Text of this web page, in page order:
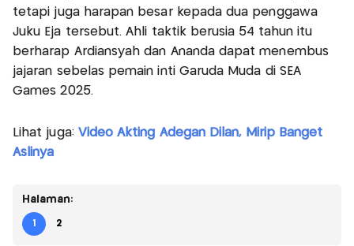
tetapi juga harapan besar kepada dua penggawa
Juku Eja tersebut. Ahli taktik berusia 54 tahun itu
berharap Ardiansyah dan Ananda dapat menembus
jajaran sebelas pemain inti Garuda Muda di SEA
Games 2025.
Lihat juga: Video Akting Adegan Dilan, Mirip Banget
Aslinya
Halaman:
1 2